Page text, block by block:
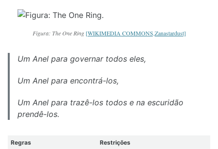
Figura: The One Ring [WIKIMEDIA COMMONS,Zanastardust]
Um Anel para governar todos eles,
Um Anel para encontrá-los,
Um Anel para trazê-los todos e na escuridão
prendê-los.
Regras Restrições